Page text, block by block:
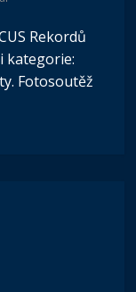
Rekordů
kategorie:
Fotosoutěž